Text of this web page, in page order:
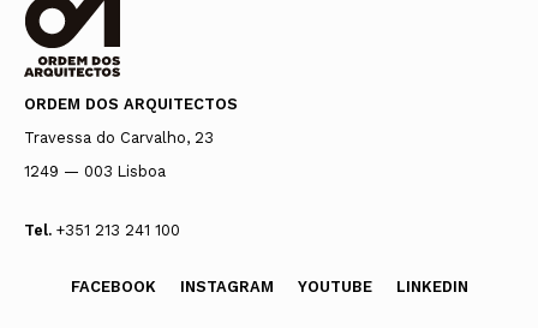
ORDEM DOS ARQUITECTOS
Travessa do Carvalho, 23
1249 — 003 Lisboa
Tel. +351 213 241 100
FACEBOOK INSTAGRAM YOUTUBE LINKEDIN